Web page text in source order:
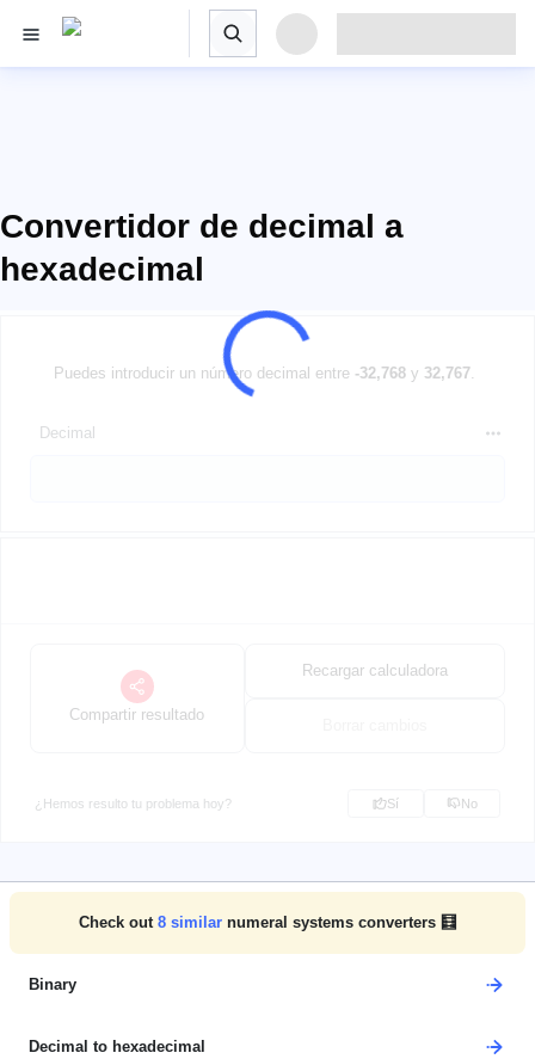
Convertidor de decimal a
hexadecimal
Puedes introducir un número decimal entre -32,768 y 32,767.
Decimal
Compartir resultado
Recargar calculadora
¿Hemos resulto tu problema hoy? Sí No
Check out 8 similar numeral systems converters 🧮
Binary
Decimal to hexadecimal